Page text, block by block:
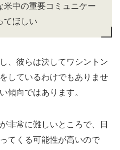
米中の重要コミュニケー
てほしい
、彼らは決してワシントン
しているわけでもありませ
傾向ではあります。
非常に難しいところで、日
てくる可能性が高いので